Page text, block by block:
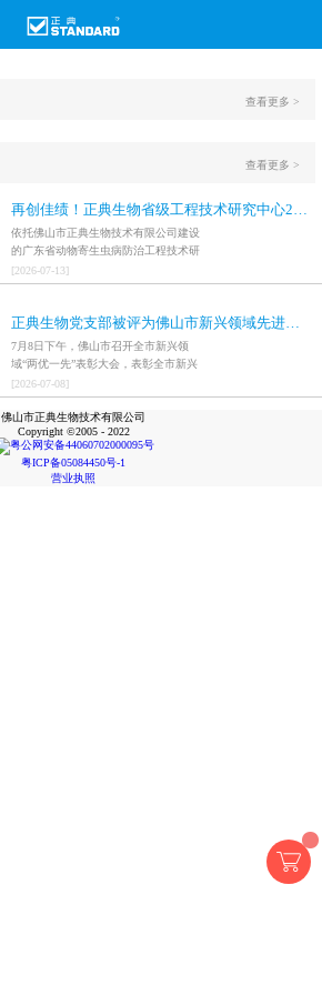
查看更多 >
再创佳绩！正典生物省级工程技术研究中心2025年度动态评估获评优秀
依托佛山市正典生物技术有限公司建设
的广东省动物寄生虫病防治工程技术研
究中心，在全省参评科研平台中综合表
现突出，成功获评最高评价等级“优
[2026-07-13]
正典生物党支部被评为佛山市新兴领域先进基层党组织
7月8日下午，佛山市召开全市新兴领
域“两优一先”表彰大会，表彰全市新兴
领域优秀共产党员、优秀党务工作者和
先进基层党组织，中共佛山市正典生物
技术有限公司支部委员会被评为佛山市
新兴领域先进基层党组织。
[2026-07-08]
查看更多 >
佛山市正典生物技术有限公司
Copyright ©2005 - 2022
粤公网安备44060702000095号
粤ICP备05084450号-1
营业执照